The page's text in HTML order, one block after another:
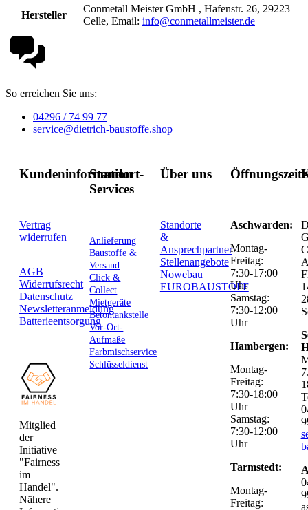
Hersteller
Conmetall Meister GmbH , Hafenstr. 26, 29223
Celle, Email: info@conmetallmeister.de
So erreichen Sie uns:
04296 / 74 99 77
service@dietrich-baustoffe.shop
Kundeninformation
Vertrag
widerrufen
AGB
Widerrufsrecht
Datenschutz
Newsletteranmeldung
Batterieentsorgung
Mitglied
der
Initiative
"Fairness
im
Handel".
Nähere
Standort-
Services
Anlieferung
Baustoffe &
Versand
Click &
Collect
Mietgeräte
Betontankstelle
Vor-Ort-
Aufmaße
Farbmischservice
Schlüsseldienst
Über uns
Standorte
&
Ansprechpartner
Stellenangebote
Nowebau
EUROBAUSTOFF
Aschwarden:
Montag-
Freitag:
7:30-17:00
Uhr
Samstag:
7:30-12:00
Uhr
Hambergen:
Montag-
Freitag:
7:30-18:00
Uhr
Samstag:
7:30-12:00
Uhr
Tarmstedt:
Montag-
Freitag: